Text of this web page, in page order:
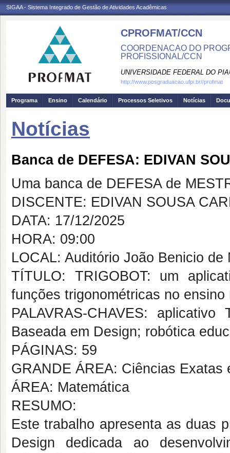
SIGAA - Sistema Integrado de Gestão de Atividades Acadêmicas
CPROFMAT/CCN
COORDENACAO DO
PROFISSIONAL/CCN
UNIVERSIDADE FEDERAL DO
http://www.posgraduacao.ufpi.br//profmat
Programa Ensino Calendário Processos Seletivos Notícias
Notícias
Banca de DEFESA: EDIVAN
Uma banca de DEFESA de
DISCENTE: EDIVAN SOUSA
DATA: 17/12/2025
HORA: 09:00
LOCAL: Auditório João Benicio de
TÍTULO: TRIGOBOT: um
funções trigonométricas no ensino
PALAVRAS-CHAVES:
Baseada em Design; robótica
PÁGINAS: 59
GRANDE ÁREA: Ciências Exatas
ÁREA: Matemática
RESUMO:
Este trabalho apresenta as duas
Design dedicada ao